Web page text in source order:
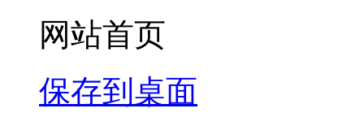
网站首页
保存到桌面